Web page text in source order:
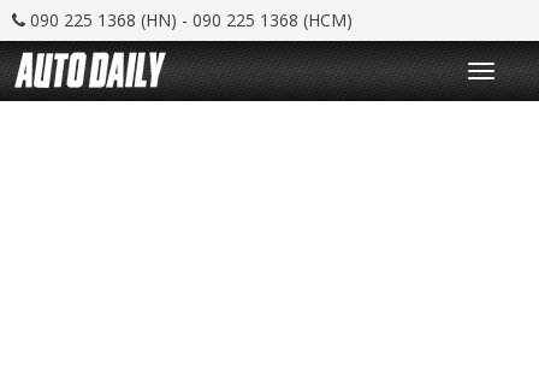
090 225 1368 (HN) - 090 225 1368 (HCM)
T
o
g